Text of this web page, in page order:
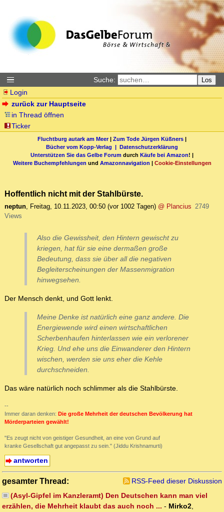
Suche: Los
Login
zurück zur Hauptseite
in Thread öffnen
Ticker
Fluchtburg autark am Meer| Zum Tode Jürgen Küßners |
Bücher vom Kopp-Verlag | Datenschutzerklärung
Unterstützen Sie das Gelbe Forum durch Käufe bei Amazon! |
Weitere Buchempfehlungen und Amazonnavigation | Cookie-Einstellungen
Hoffentlich nicht mit der Stahlbürste.
neptun, Freitag, 10.11.2023, 00:50 (vor 1002 Tagen) @ Plancius 2749
Views
Also die Gewissheit, den Hintern gewischt zu
kriegen, hat für sie eine dermaßen große
Bedeutung, dass sie über all die negativen
Begleiterscheinungen der Massenmigration
hinwegsehen.
Der Mensch denkt, und Gott lenkt.
Meine Denke ist natürlich eine ganz andere. Die
Energiewende wird einen wirtschaftlichen
Scherbenhaufen hinterlassen wie ein verlorener
Krieg. Und ehe uns die Einwanderer den Hintern
wischen, werden sie uns eher die Kehle
durchschneiden.
Das wäre natürlich noch schlimmer als die Stahlbürste.
--
Immer daran denken: Die große Mehrheit der deutschen Bevölkerung hat
Mörderparteien gewählt!
"Es zeugt nicht von geistiger Gesundheit, an eine von Grund auf
kranke Gesellschaft gut angepasst zu sein." (Jiddu Krishnamurti)
antworten
gesamter Thread:
RSS-Feed dieser Diskussion
(Asyl-Gipfel im Kanzleramt) Den Deutschen kann man viel
erzählen, die Mehrheit klaubt das auch noch ... - Mirko2,